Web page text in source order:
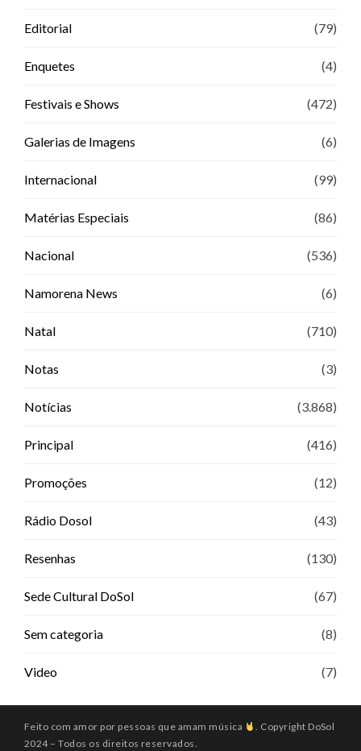
Editorial (79)
Enquetes (4)
Festivais e Shows (472)
Galerias de Imagens (6)
Internacional (99)
Matérias Especiais (86)
Nacional (536)
Namorena News (6)
Natal (710)
Notas (3)
Notícias (3.868)
Principal (416)
Promoções (12)
Rádio Dosol (43)
Resenhas (130)
Sede Cultural DoSol (67)
Sem categoria (8)
Video (7)
Feito com amor por pessoas que amam música
. Copyright DoSol
2024 – Todos os direitos reservados.